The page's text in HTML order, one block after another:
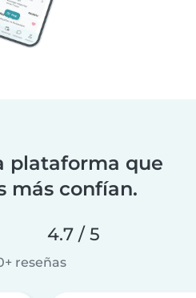
plataforma que
más confían.
4.7 / 5
reseñas